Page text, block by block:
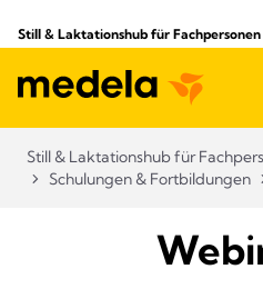
Still & Laktationshub für Fachpersonen
Still & Laktationshub für
Schulungen & Fortbildungen